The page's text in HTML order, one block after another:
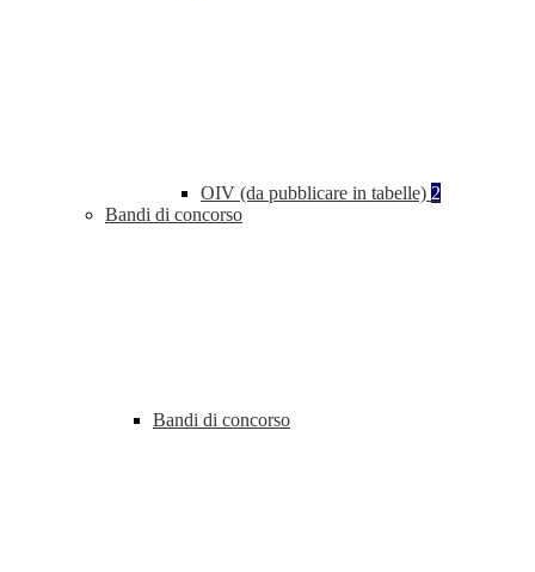
OIV (da pubblicare in tabelle) 2
Bandi di concorso
Bandi di concorso